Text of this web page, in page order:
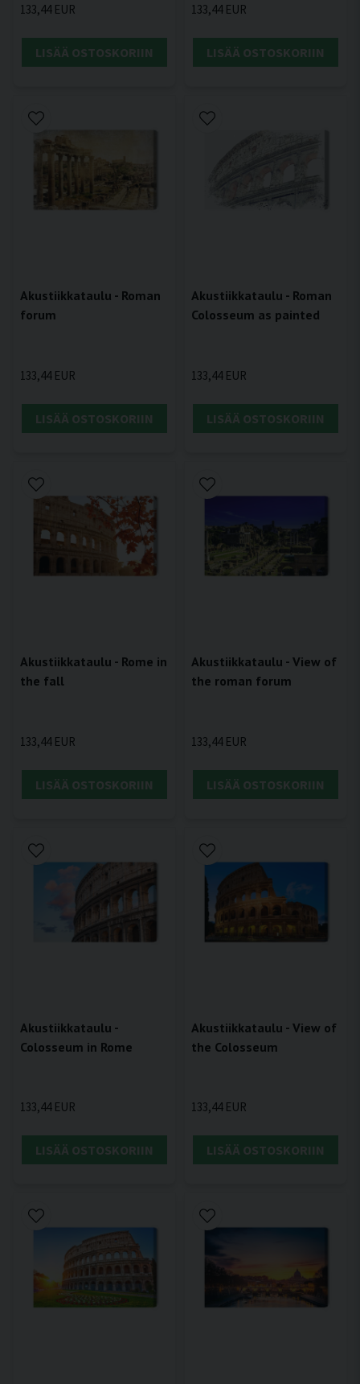
133,44 EUR
LISÄÄ OSTOSKORIIN
133,44 EUR
LISÄÄ OSTOSKORIIN
Akustiikkataulu - Roman
forum
133,44 EUR
LISÄÄ OSTOSKORIIN
Akustiikkataulu - Roman
Colosseum as painted
133,44 EUR
LISÄÄ OSTOSKORIIN
Akustiikkataulu - Rome in
the fall
133,44 EUR
LISÄÄ OSTOSKORIIN
Akustiikkataulu - View of
the roman forum
133,44 EUR
LISÄÄ OSTOSKORIIN
Akustiikkataulu -
Colosseum in Rome
133,44 EUR
LISÄÄ OSTOSKORIIN
Akustiikkataulu - View of
the Colosseum
133,44 EUR
LISÄÄ OSTOSKORIIN